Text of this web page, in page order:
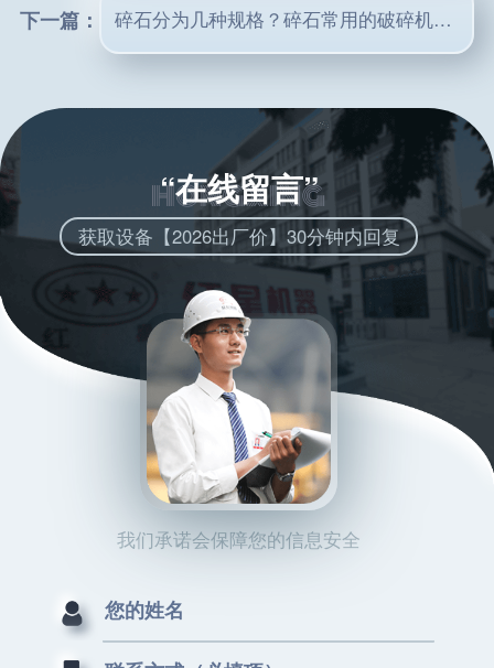
下一篇： 碎石分为几种规格？碎石常用的破碎机械有哪些？
“在线留言”
获取设备【2026出厂价】30分钟内回复
我们承诺会保障您的信息安全